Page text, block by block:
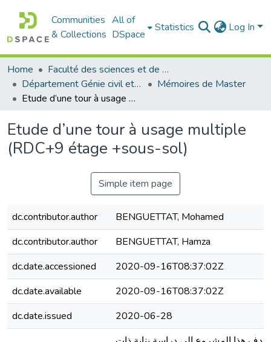
Communities
& Collections
All of
DSpace
Statistics Log In
Home
Faculté des sciences et de la technologie
Département Génie civil et Architecture
Mémoires de Master
Etude d’une tour à usage multiple (RDC+9 étage +sous-sol)
Etude d’une tour à usage multiple
(RDC+9 étage +sous-sol)
Simple item page
dc.contributor.author
BENGUETTAT, Mohamed
dc.contributor.author
BENGUETTAT, Hamza
dc.date.accessioned
2020-09-16T08:37:02Z
dc.date.available
2020-09-16T08:37:02Z
dc.date.issued
2020-06-28